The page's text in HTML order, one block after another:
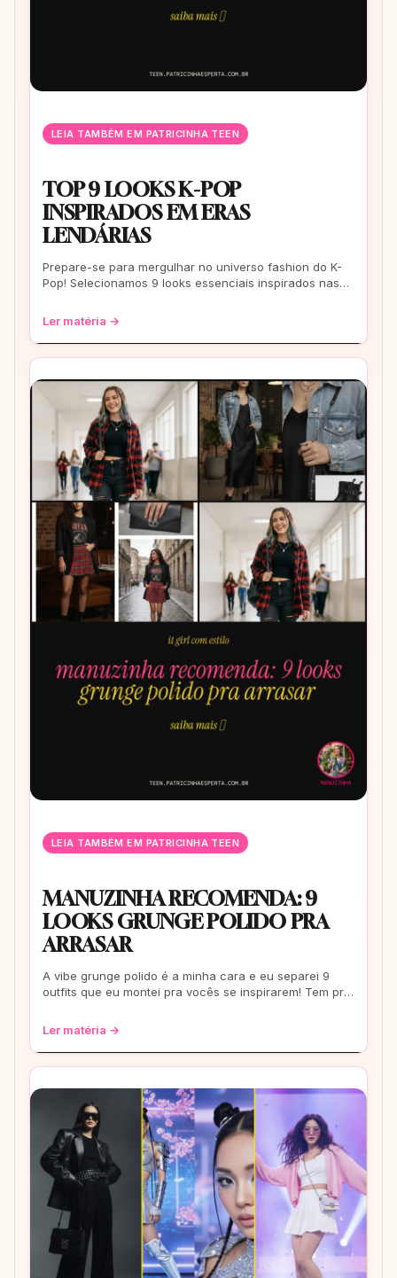
LEIA TAMBÉM EM PATRICINHA TEEN
TOP 9 LOOKS K-POP
INSPIRADOS EM ERAS
LENDÁRIAS
Prepare-se para mergulhar no universo fashion do K-
Pop! Selecionamos 9 looks essenciais inspirados nas
Ler matéria →
LEIA TAMBÉM EM PATRICINHA TEEN
MANUZINHA RECOMENDA: 9
LOOKS GRUNGE POLIDO PRA
ARRASAR
A vibe grunge polido é a minha cara e eu separei 9
outfits que eu montei pra vocês se inspirarem! Tem pra
Ler matéria →